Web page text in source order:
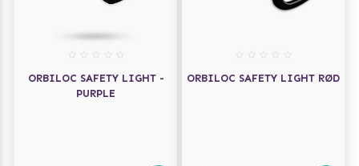
ORBILOC SAFETY LIGHT -
PURPLE
ORBILOC SAFETY LIGHT RØD